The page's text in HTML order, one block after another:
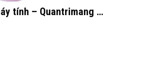
tính – Quantrimang …